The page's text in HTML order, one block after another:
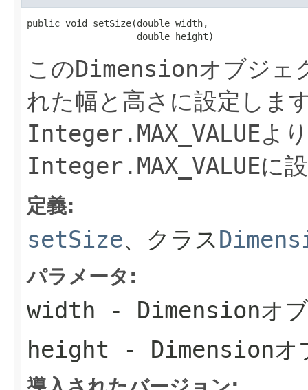
public void setSize(double width,
                    double height)
このDimensionオブジェ
れた幅と高さに設定しま
Integer.MAX_VALUEよ
Integer.MAX_VALUEに
定義:
setSize、クラス
パラメータ:
width - Dimensionオ
height - Dimensionオ